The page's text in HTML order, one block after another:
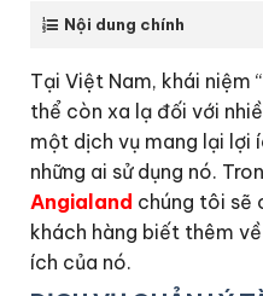
Nội dung chính
Tại Việt Nam, khái niệm
thể còn xa lạ đối với
một dịch vụ mang lại lợi
những ai sử dụng nó.
Angialand chúng tôi sẽ
khách hàng biết thêm
ích của nó.